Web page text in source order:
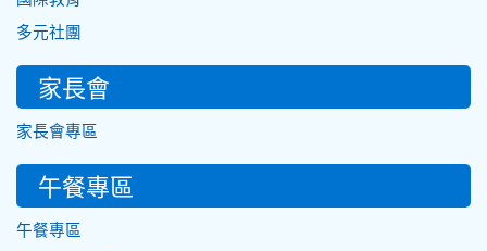
多元社團
家長會
家長會專區
午餐專區
午餐專區